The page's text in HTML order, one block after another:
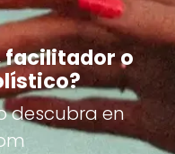
facilitador o
descubra en